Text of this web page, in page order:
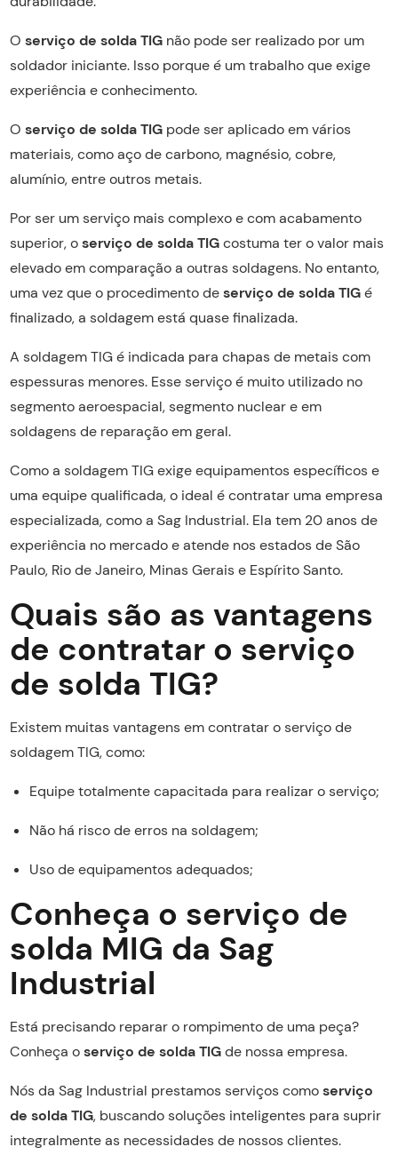
O serviço de solda TIGnão pode ser realizado por um
soldador iniciante. Isso porque é um trabalho que exige
experiência e conhecimento.
O serviço de solda TIGpode ser aplicado em vários
materiais, como aço de carbono, magnésio, cobre,
alumínio, entre outros metais.
Por ser um serviço mais complexo e com acabamento
superior, oserviço de solda TIGcostuma ter o valor mais
elevado em comparação a outras soldagens. No entanto,
uma vez que o procedimento deserviço de solda TIGé
finalizado, a soldagem está quase finalizada.
A soldagem TIG é indicada para chapas de metais com
espessuras menores. Esse serviço é muito utilizado no
segmento aeroespacial, segmento nuclear e em
soldagens de reparação em geral.
Como a soldagem TIG exige equipamentos específicos e
uma equipe qualificada, o ideal é contratar uma empresa
especializada, como a Sag Industrial. Ela tem 20 anos de
experiência no mercado e atende nos estados de São
Paulo, Rio de Janeiro, Minas Gerais e Espírito Santo.
Quais são as vantagens
de contratar o serviço
de solda TIG?
Existem muitas vantagens em contratar o serviço de
soldagem TIG, como:
Equipe totalmente capacitada para realizar o serviço;
Não há risco de erros na soldagem;
Uso de equipamentos adequados;
Conheça o serviço de
solda MIG da Sag
Industrial
Está precisando reparar o rompimento de uma peça?
Conheça oserviço de solda TIGde nossa empresa.
Nós da Sag Industrial prestamos serviços comoserviço
de solda TIG, buscando soluções inteligentes para suprir
integralmente as necessidades de nossos clientes.